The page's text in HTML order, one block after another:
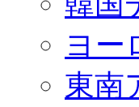
ヨー
東南